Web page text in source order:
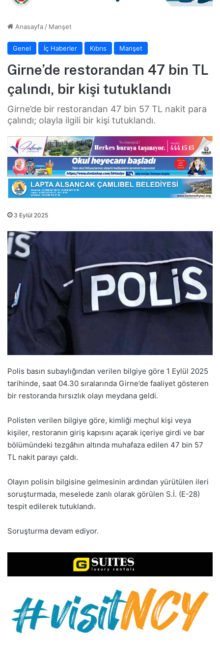
Anasayfa / Manşet
Genel İç Haberler Kıbrıs Manşet
Girne’de restorandan 47 bin TL
çalındı, bir kişi tutuklandı
Girne’de bir restorandan 47 bin 57 TL nakit para
çalındı; olayla ilgili bir kişi tutuklandı.
3 Eylül 2025
Polis basın subaylığından verilen bilgiye göre 1 Eylül 2025
tarihinde, saat 04.30 sıralarında Girne’de faaliyet gösteren
bir restoranda hırsızlık olayı meydana geldi.
Polisten verilen bilgiye göre, kimliği meçhul kişi veya
kişiler, restoranın giriş kapısını açarak içeriye girdi ve bar
bölümündeki tezgâhın altında muhafaza edilen 47 bin 57
TL nakit parayı çaldı.
Olayın polisin bilgisine gelmesinin ardından yürütülen ileri
soruşturmada, meselede zanlı olarak görülen S.İ. (E-28)
tespit edilerek tutuklandı.
Soruşturma devam ediyor.